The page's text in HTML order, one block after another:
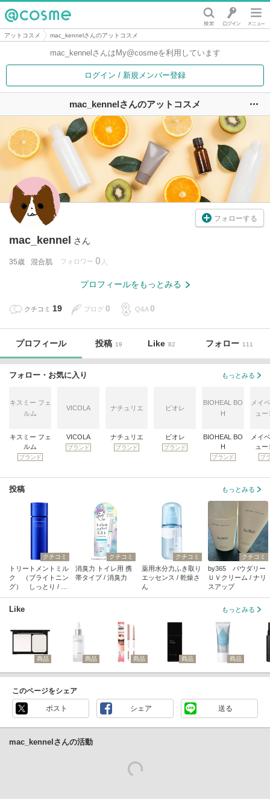
@cosme
アットコスメ mac_kennelさんのアットコスメ
mac_kennelさんは My@cosmeを利用しています
ログイン / 新規メンバー登録
mac_kennelさんのアットコスメ
フォローする
mac_kennel さん
35歳 混合肌 フォロワー 0
プロフィールをもっとみる
クチコミ 19 ブログ 0 Q&A 0
プロフィール 投稿 19 Like 82 フォロー 111
フォロー・お気に入り もっとみる
キスミー フェ
ルム
キスミー フェ
ルム
ブランド
VICOLA
VICOLA
ブランド
ナチュリエ
ナチュリエ
ブランド
ビオレ
ビオレ
ブランド
BIOHEAL BO
H
BIOHEAL BO
H
ブランド
メイ
ュ
メイ
ュ
ブ
投稿 もっとみる
クチコミ
トリートメントミル
ク （ブライトニン
グ） しっとり / ア
クチコミ
消臭力 トイレ用 携
帯タイプ / 消臭力
クチコミ
薬用水分力ふき取り
エッセンス / 乾燥さ
ん
クチコミ
by365 パウダリー
ＵＶクリーム / ナリ
スアップ
Like もっとみる
商品 商品 商品 商品 商品
このページをシェア
ポスト シェア 送る
mac_kennelさんの活動